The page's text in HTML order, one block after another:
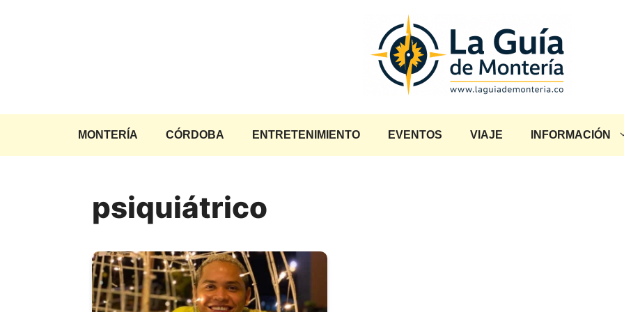
MONTERÍA CÓRDOBA ENTRETENIMIENTO EVENTOS VIAJE INFORMACIÓN
psiquiátrico